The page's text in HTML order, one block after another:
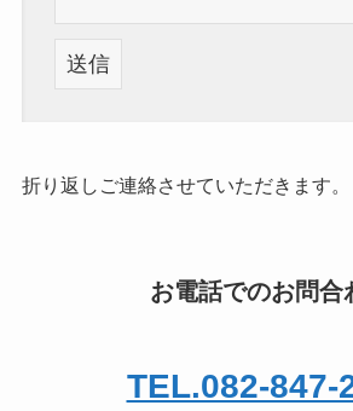
こ
の
ィ
折り返しご連絡させていただきます。
お電話でのお問合
TEL.082-847-